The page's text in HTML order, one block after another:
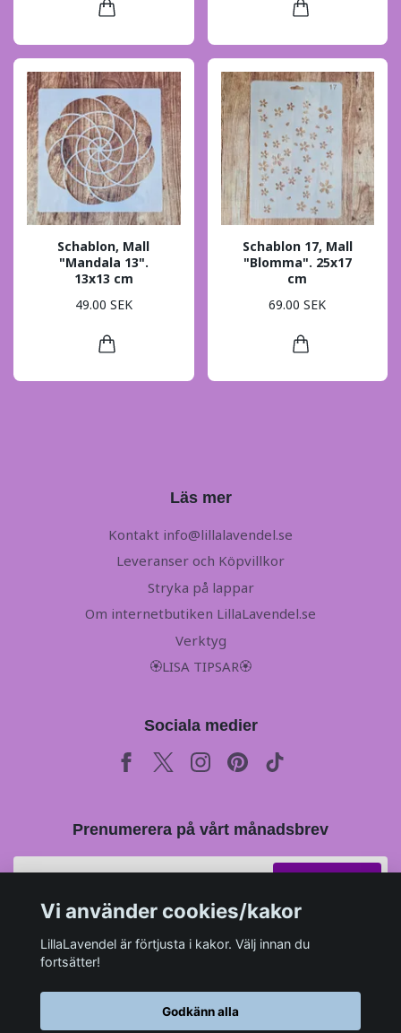
Schablon, Mall
"Mandala 13".
13x13 cm
49.00 SEK
Schablon 17, Mall
"Blomma". 25x17
cm
69.00 SEK
Läs mer
Kontakt info@lillalavendel.se
Leveranser och Köpvillkor
Stryka på lappar
Om internetbutiken LillaLavendel.se
Verktyg
🏵LISA TIPSAR🏵
Sociala medier
Prenumerera på vårt månadsbrev
Vi använder cookies/kakor
LillaLavendel är förtjusta i kakor. Välj innan du
fortsätter!
Godkänn alla